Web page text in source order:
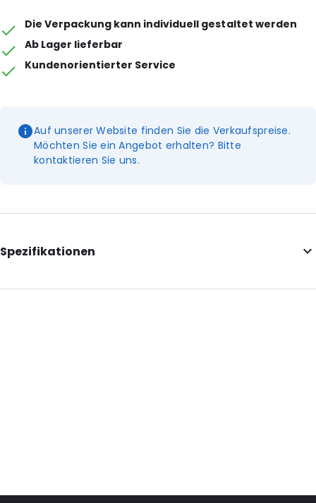
Die Verpackung kann individuell gestaltet werden
Ab Lager lieferbar
Kundenorientierter Service
Auf unserer Website finden Sie die Verkaufspreise.
Möchten Sie ein Angebot erhalten? Bitte
kontaktieren Sie uns.
Spezifikationen
External Length: 155